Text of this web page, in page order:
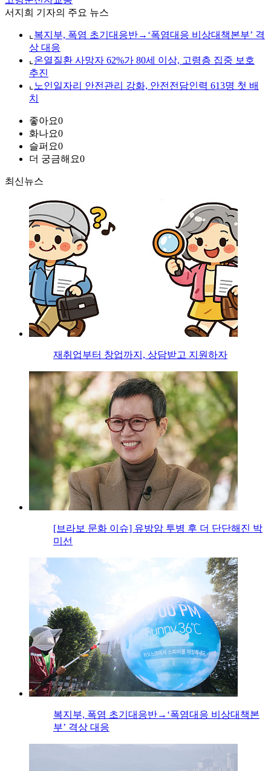
서지희 기자의 주요 뉴스
⌞ 복지부, 폭염 초기대응반→‘폭염대응 비상대책본부’ 격
상 대응
⌞ 온열질환 사망자 62%가 80세 이상, 고령층 집중 보호
추진
⌞ 노인일자리 안전관리 강화, 안전전담인력 613명 첫 배
치
좋아요0
화나요0
슬퍼요0
더 궁금해요0
최신뉴스
재취업부터 창업까지, 상담받고 지원하자
[브라보 문화 이슈] 유방암 투병 후 더 단단해진 박
미선
복지부, 폭염 초기대응반→‘폭염대응 비상대책본
부’ 격상 대응